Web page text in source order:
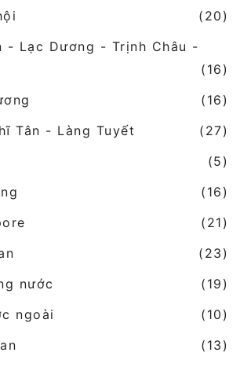
(20)
- Lạc Dương - Trịnh Châu -
(16)
(16)
Tân - Làng Tuyết
(27)
(5)
(16)
(21)
(23)
nước
(19)
ngoài
(10)
(13)